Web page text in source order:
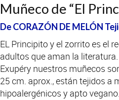
Muñeco de “El
De CORAZÓN DE MELÓN
EL Principito y el zorrito es el
adultos que aman la
Exupéry nuestros muñecos
25 cm. aprox., están tejidos a
hipoalergénicos y apto